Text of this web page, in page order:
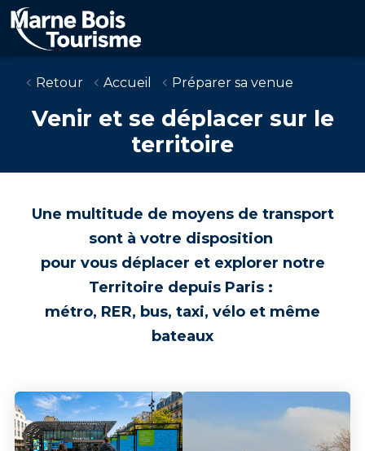
Skip
main
content
Retour
Accueil Préparer sa venue
Venir et se déplacer sur le
territoire
Une multitude de moyens de transport
sont à votre disposition
pour vous déplacer et explorer notre
Territoire depuis Paris :
métro, RER, bus, taxi, vélo et même
bateaux